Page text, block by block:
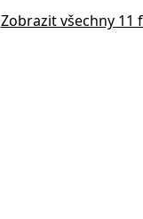
Zobrazit všechny 11